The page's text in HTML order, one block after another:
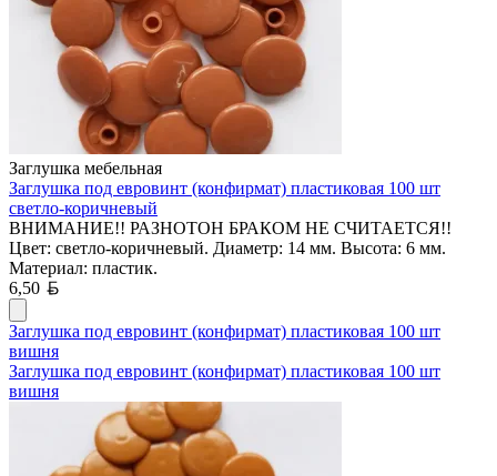
Заглушка мебельная
Заглушка под евровинт (конфирмат) пластиковая 100 шт
светло-коричневый
ВНИМАНИЕ!! РАЗНОТОН БРАКОМ НЕ СЧИТАЕТСЯ!!
Цвет: светло-коричневый. Диаметр: 14 мм. Высота: 6 мм.
Материал: пластик.
6,50
Заглушка под евровинт (конфирмат) пластиковая 100 шт
вишня
Заглушка под евровинт (конфирмат) пластиковая 100 шт
вишня